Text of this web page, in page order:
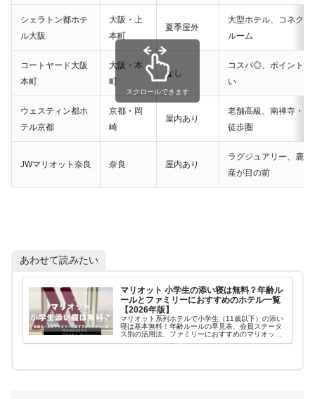
シェラトン都ホテ
ル大阪
大阪・上
本町
夏季屋外
大型ホテル、コネクテ
ルーム
コートヤード大阪
本町
大阪・本
町
なし
コスパ◎、ポイント狙
い
ウェスティン都ホ
テル京都
京都・岡
崎
屋内あり
老舗高級、南禅寺・平
徒歩圏
JWマリオット奈良 奈良 屋内あり
ラグジュアリー、鹿・
産が目の前
スクロールできます
あわせて読みたい
マリオット 小学生の添い寝は無料？年齢ル
ールとファミリーにおすすめのホテル一覧
【2026年版】
マリオット系列ホテルで小学生（11歳以下）の添い
寝は基本無料！年齢ルールの早見表、会員ステータ
ス別の活用法、ファミリーにおすすめのマリオット
系列ホテル一覧を2026年版で徹底解説します。